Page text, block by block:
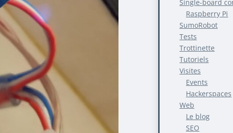
Single-board
Raspberry Pi
SumoRobot
Tests
Trottinette
Tutoriels
Visites
Events
Hackerspaces
Web
Le blog
SEO